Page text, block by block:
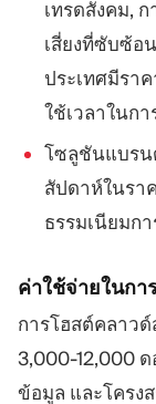
เทรดสังคม,
เสี่ยงที่ซับซ้อ
ประเทศมีรา
ใช้เวลาในก
โซลูชันแบรน
สัปดาห์ในรา
ธรรมเนียมก
ค่าใช้จ่ายในกา
การโฮสต์คลาว
3,000-12,000
ข้อมูล และโครง